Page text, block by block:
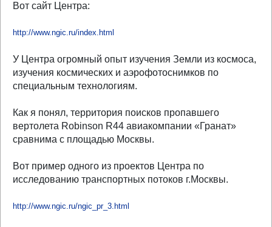
Вот сайт Центра:
http://www.ngic.ru/index.html
У Центра огромный опыт изучения Земли из космоса,
изучения космических и аэрофотоснимков по
специальным технологиям.
Как я понял, территория поисков пропавшего
вертолета Robinson R44 авиакомпании «Гранат»
сравнима с площадью Москвы.
Вот пример одного из проектов Центра по
исследованию транспортных потоков г.Москвы.
http://www.ngic.ru/ngic_pr_3.html